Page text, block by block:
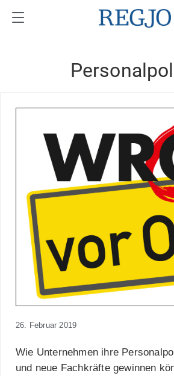
26. Februar 2019
Wie Unternehmen ihre
und neue Fachkräfte gewinnen